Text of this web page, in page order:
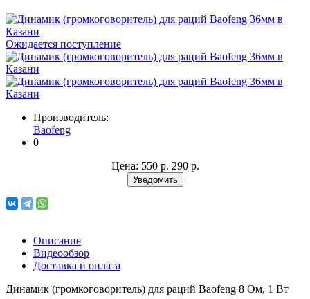
Ожидается поступление
Производитель:
Baofeng
0
Цена: 550 р. 290 р.
Уведомить
Описание
Видеообзор
Доставка и оплата
Динамик (громкоговоритель) для раций Baofeng 8 Ом, 1 Вт